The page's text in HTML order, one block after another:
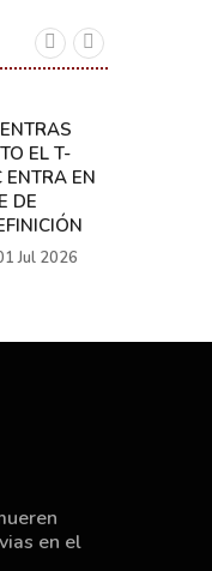
EL T-
ENTRA EN
DE
Jul 2026
en el